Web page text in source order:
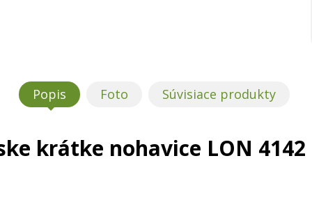
Popis Foto Súvisiace produkty
krátke nohavice LON